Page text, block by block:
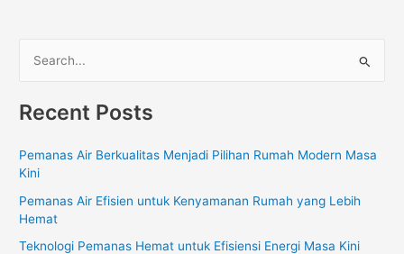
a
c
f
Recent Posts
Pemanas Air Berkualitas Menjadi Pilihan Rumah Modern Masa
Kini
Pemanas Air Efisien untuk Kenyamanan Rumah yang Lebih
Hemat
Teknologi Pemanas Hemat untuk Efisiensi Energi Masa Kini